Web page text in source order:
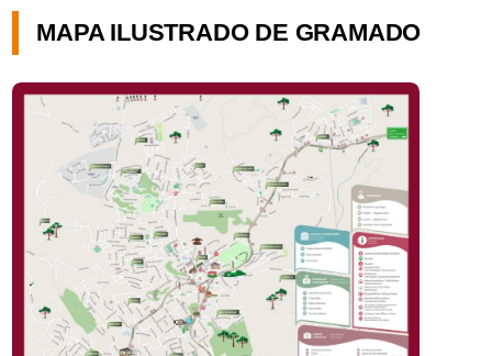
MAPA ILUSTRADO DE GRAMADO